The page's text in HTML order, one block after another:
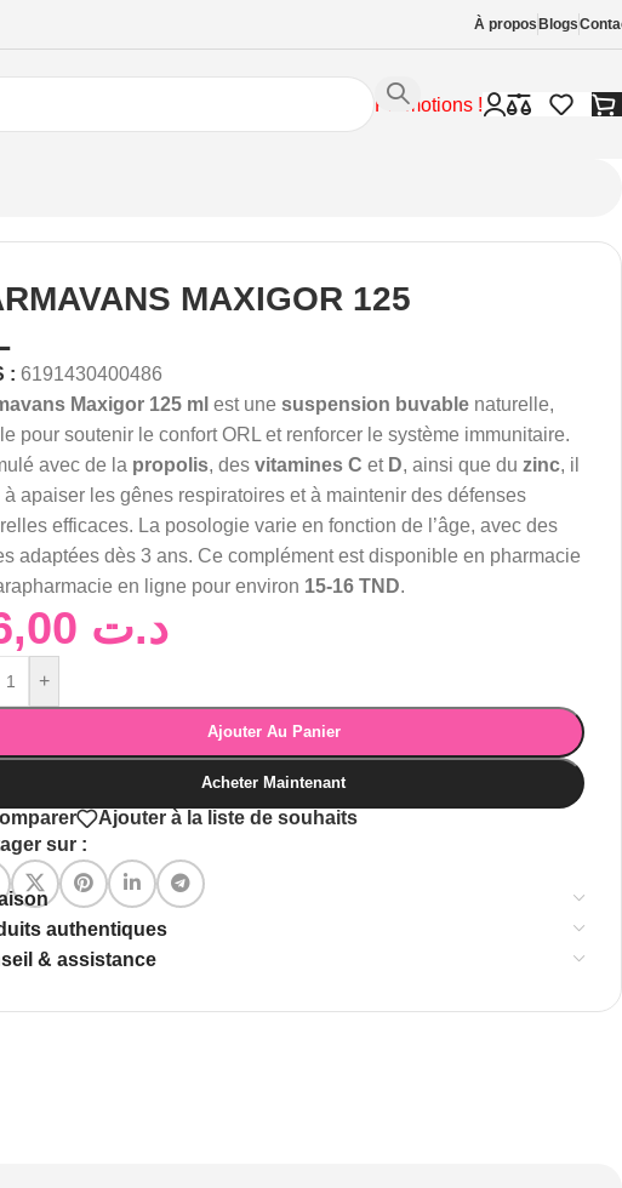
À propos Blogs
Promotions !
MAXIGOR 125
:6191430400486
Maxigor 125 ml est unesuspension buvable naturelle,
pour soutenir le confort ORL et renforcer le système immunitaire.
avec de la propolis, desvitamines C et D, ainsi que duzinc, il
à apaiser les gênes respiratoires et à maintenir des défenses
efficaces. La posologie varie en fonction de l’âge, avec des
adaptées dès 3 ans. Ce complément est disponible en pharmacie
en ligne pour environ 15-16 TND.
د.ت
+
Ajouter Au Panier
Acheter Maintenant
Ajouter à la liste de souhaits
sur :
authentiques
& assistance